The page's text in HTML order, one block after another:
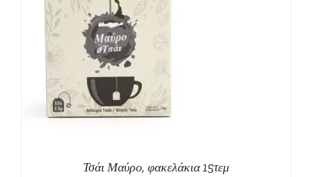
Τσάι Μαύρο, φακελάκια 15τεμ